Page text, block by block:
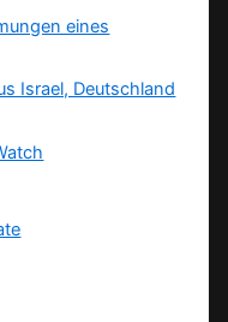
eines
Israel, Deutschland